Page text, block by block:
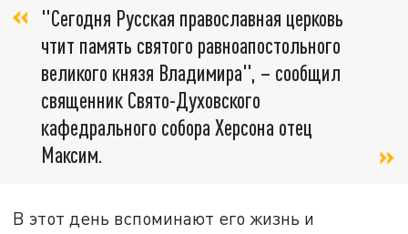
"Сегодня Русская православная церковь
чтит память святого равноапостольного
великого князя Владимира", – сообщил
священник Свято-Духовского
кафедрального собора Херсона отец
Максим.
В этот день вспоминают его жизнь и